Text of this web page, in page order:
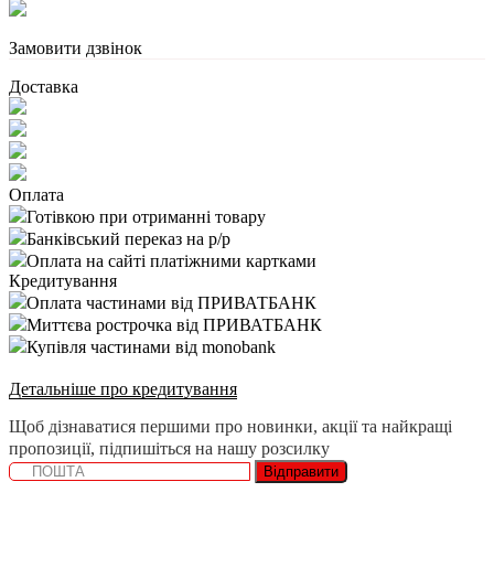
Замовити дзвінок
Доставка
Оплата
Готівкою при отриманні товару
Банківський переказ на р/р
Оплата на сайті платіжними картками
Кредитування
Оплата частинами від ПРИВАТБАНК
Миттєва рострочка від ПРИВАТБАНК
Купівля частинами від monobank
Детальніше про кредитування
Щоб дізнаватися першими про новинки, акції та найкращі
пропозиції, підпишіться на нашу розсилку
Відправити